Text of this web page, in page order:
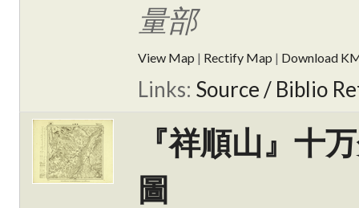
量部
View Map | Rectify Map | Download
Links: Source / Biblio
『祥順山』十
圖